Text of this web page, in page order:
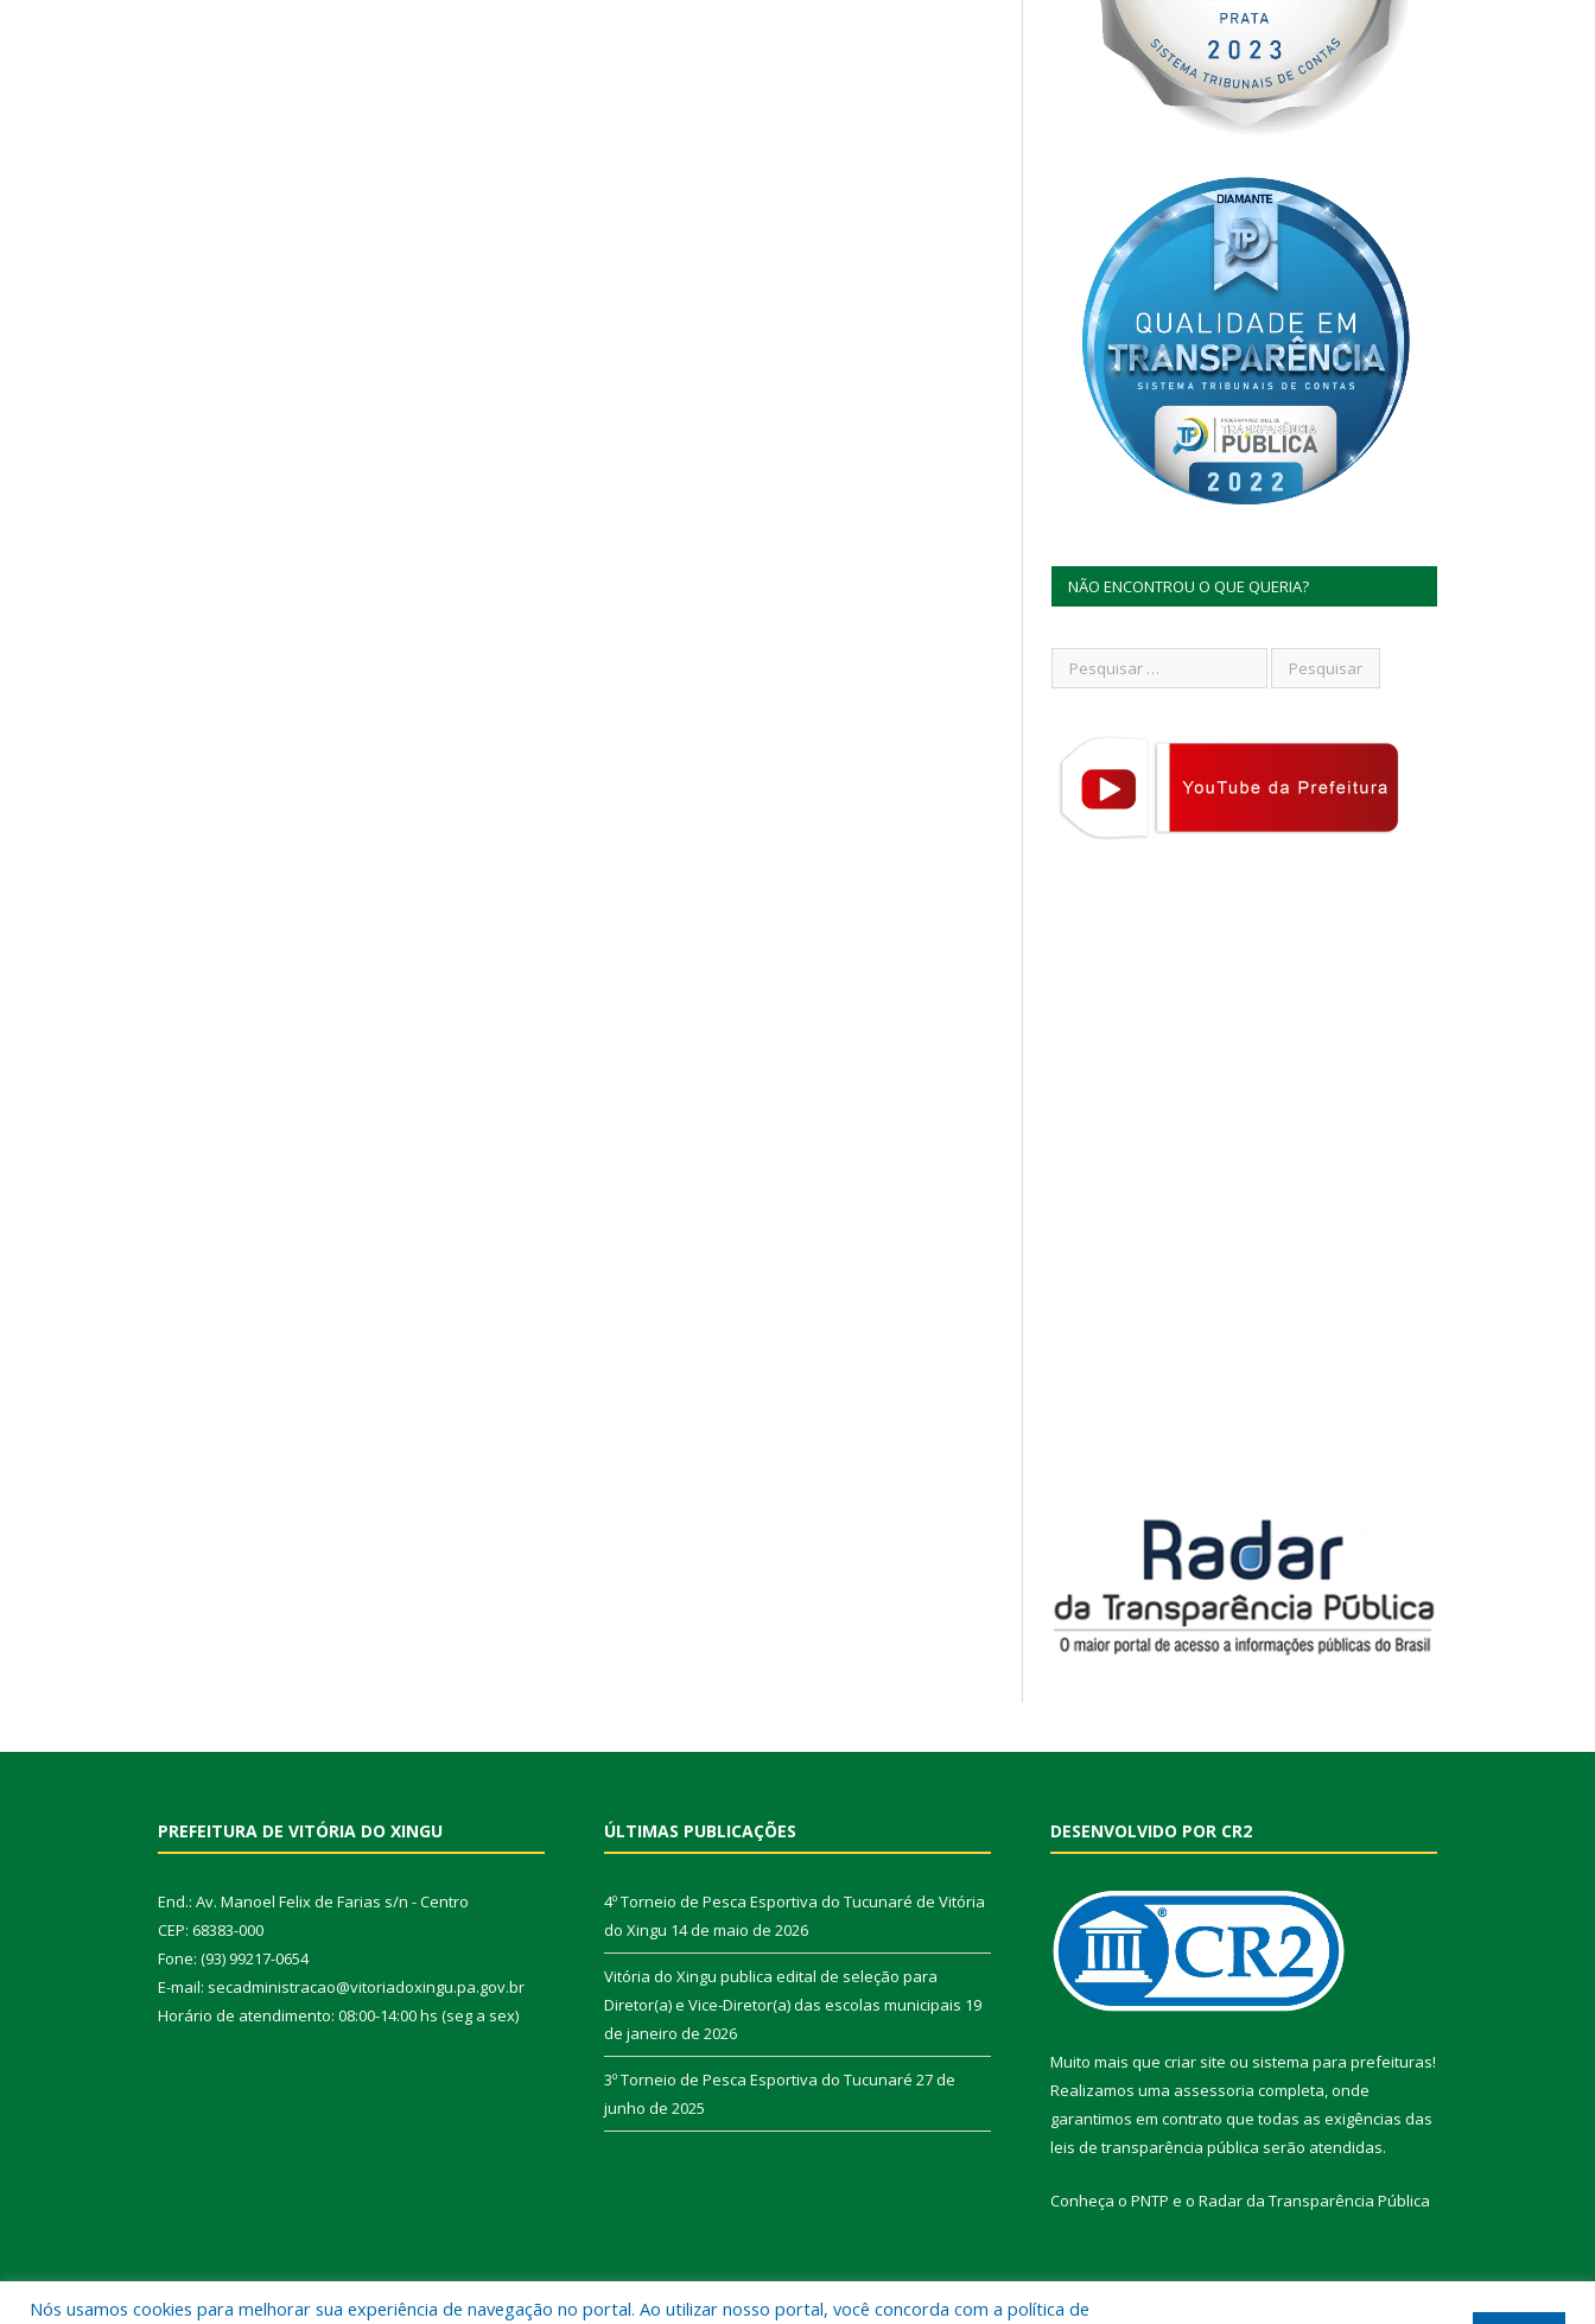
NÃO ENCONTROU O QUE QUERIA?
PREFEITURA DE VITÓRIA DO XINGU
End.: Av. Manoel Felix de Farias s/n - Centro
CEP: 68383-000
Fone: (93) 99217-0654
E-mail: secadministracao@vitoriadoxingu.pa.gov.br
Horário de atendimento: 08:00-14:00 hs (seg a sex)
ÚLTIMAS PUBLICAÇÕES
4º Torneio de Pesca Esportiva do Tucunaré de Vitória
do Xingu 14 de maio de 2026
Vitória do Xingu publica edital de seleção para
Diretor(a) e Vice-Diretor(a) das escolas municipais 19
de janeiro de 2026
3º Torneio de Pesca Esportiva do Tucunaré 27 de
junho de 2025
DESENVOLVIDO POR CR2
Muito mais que criar site ou sistema para prefeituras!
Realizamos uma assessoria completa, onde
garantimos em contrato que todas as exigências das
leis de transparência pública serão atendidas.
Conheça o PNTP e o Radar da Transparência Pública
Nós usamos cookies para melhorar sua experiência de navegação no portal. Ao utilizar nosso portal, você concorda com a política de